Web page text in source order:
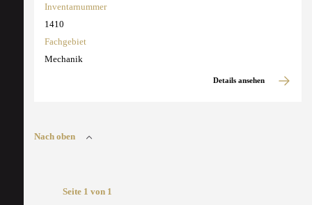
Inventarnummer
1410
Fachgebiet
Mechanik
Details ansehen
Nach oben
Seite 1 von 1